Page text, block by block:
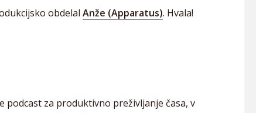
obdelal Anže (Apparatus). Hvala!
podcast za produktivno preživljanje časa, v